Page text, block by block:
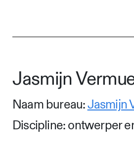
Jasmijn
Naam bureau:Jasmijn
Discipline: ontwerper